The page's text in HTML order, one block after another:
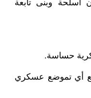
أسلحة وبنى تابعة
حساسة.
أي تموضع عسكري